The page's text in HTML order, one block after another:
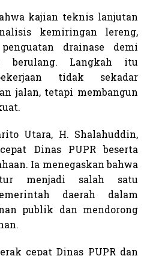
kajian teknis lanjutan
kemiringan lereng,
drainase demi
berulang. Langkah itu
tidak sekadar
jalan, tetapi membangun
Utara, H. Shalahuddin,
Dinas PUPR beserta
Ia menegaskan bahwa
menjadi salah satu
daerah dalam
publik dan mendorong
cepat Dinas PUPR dan